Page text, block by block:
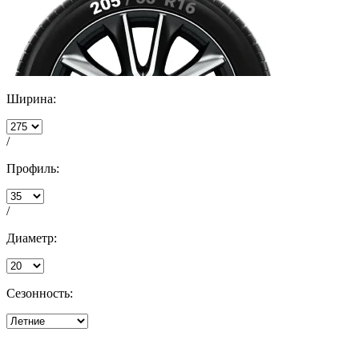
Ширина:
/
Профиль:
/
Диаметр:
Сезонность: